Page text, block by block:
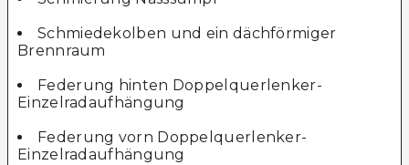
Schmiedekolben und ein dächförmiger
Brennraum
Federung hinten Doppelquerlenker-
Einzelradaufhängung
Federung vorn Doppelquerlenker-
Einzelradaufhängung